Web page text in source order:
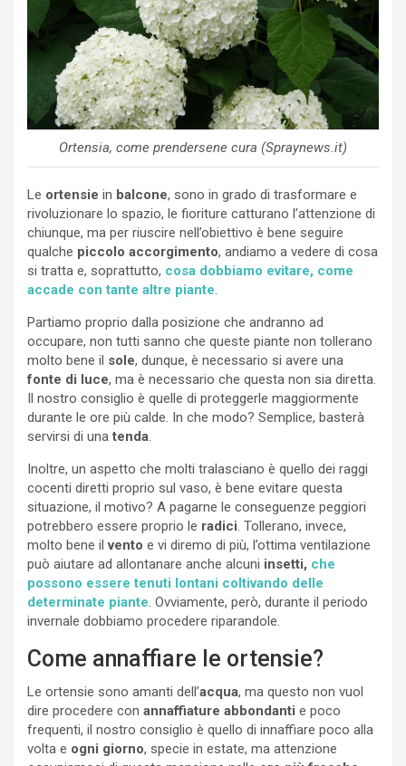
Ortensia, come prendersene cura (Spraynews.it)
Le ortensie in balcone, sono in grado di trasformare e
rivoluzionare lo spazio, le fioriture catturano l’attenzione di
chiunque, ma per riuscire nell’obiettivo è bene seguire
qualche piccolo accorgimento, andiamo a vedere di cosa
si tratta e, soprattutto, cosa dobbiamo evitare, come
accade con tante altre piante.
Partiamo proprio dalla posizione che andranno ad
occupare, non tutti sanno che queste piante non tollerano
molto bene il sole, dunque, è necessario si avere una
fonte di luce, ma è necessario che questa non sia diretta.
Il nostro consiglio è quelle di proteggerle maggiormente
durante le ore più calde. In che modo? Semplice, basterà
servirsi di unatenda.
Inoltre, un aspetto che molti tralasciano è quello dei raggi
cocenti diretti proprio sul vaso, è bene evitare questa
situazione, il motivo? A pagarne le conseguenze peggiori
potrebbero essere proprio le radici. Tollerano, invece,
molto bene ilvento e vi diremo di più, l’ottima ventilazione
può aiutare ad allontanare anche alcuni insetti, che
possono essere tenuti lontani coltivando delle
determinate piante. Ovviamente, però, durante il periodo
invernale dobbiamo procedere riparandole.
Come annaffiare le ortensie?
Le ortensie sono amanti dell’acqua, ma questo non vuol
dire procedere con annaffiature abbondanti e poco
frequenti, il nostro consiglio è quello di innaffiare poco alla
volta e ogni giorno, specie in estate, ma attenzione